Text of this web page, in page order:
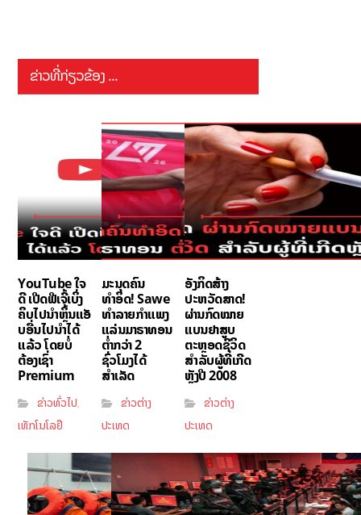
ຂ່າວທີ່ກ່ຽວຂ້ອງ ...
YouTube ໃຈ
ດີ ເປີດຟີເຈີ້ເບິ່ງ
ຄິບໄປນຳຫຼິ້ນແອັ
ບອື່ນໄປນຳໄດ້
ແລ້ວ ໂດຍບໍ່
ຕ້ອງເຊົ່າ
Premium
ຂ່າວທົ່ວໄປ,
ເທັກໂນໂລຢີ
ມະນຸດຄົນ
ທຳອິດ! Sawe
ທຳລາຍກຳແພງ
ແລ່ນມາຣາທອນ
ຕ່ຳກວ່າ 2
ຊົ່ວໂມງໄດ້
ສຳເລັດ
ຂ່າວຕ່າງ
ປະເທດ
ອັງກິດສ້າງ
ປະຫວັດສາດ!
ຜ່ານກົດໝາຍ
ແບນຢາສູບ
ຕະຫຼອດຊີວິດ
ສຳລັບຜູ້ທີ່ເກີດ
ຫຼັງປີ 2008
ຂ່າວຕ່າງ
ປະເທດ